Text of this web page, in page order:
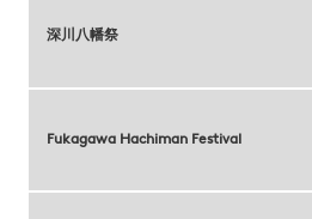
深川八幡祭
Fukagawa Hachiman Festival